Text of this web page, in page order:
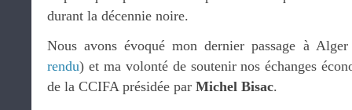
durant la décennie noire.
Nous avons évoqué mon dernier passage à
rendu) et ma volonté de soutenir nos échanges
de la CCIFA présidée par Michel Bisac.